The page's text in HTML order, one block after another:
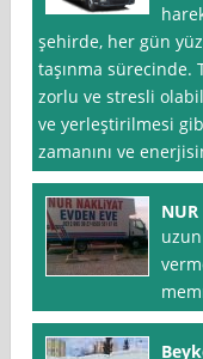
şehirde, her gün
taşınma sürecinde.
zorlu ve stresli
ve yerleştirilmesi
zamanını ve